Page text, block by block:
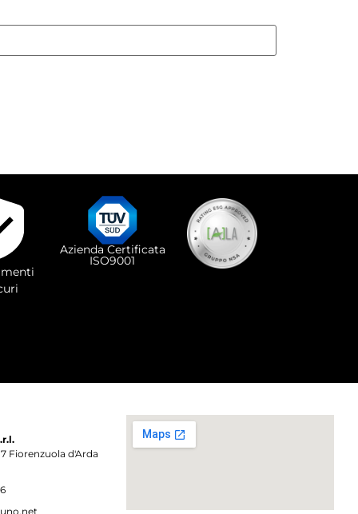
Azienda Certificata
ISO9001
Fiorenzuola d'Arda